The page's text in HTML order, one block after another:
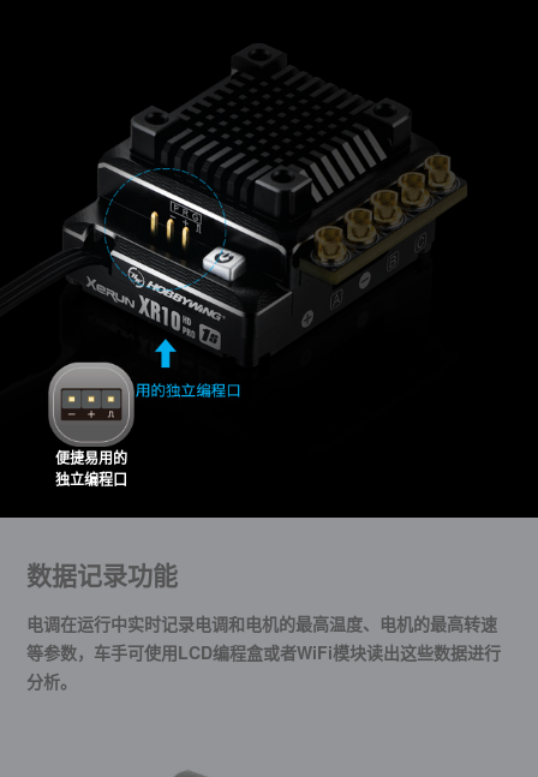
便捷易用的
独立编程口
数据记录功能
电调在运行中实时记录电调和电机的最高温度、电机的最高转速
等参数，车手可使用LCD编程盒或者WiFi模块读出这些数据进行
分析。